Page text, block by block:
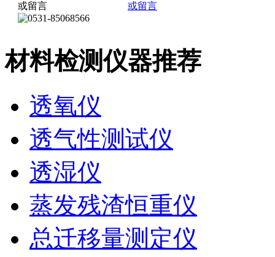
材料检测仪器推荐
透氧仪
透气性测试仪
透湿仪
蒸发残渣恒重仪
总迁移量测定仪